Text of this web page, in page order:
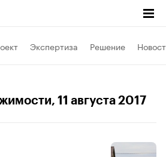
Экспертиза Решение
, 11 августа 2017